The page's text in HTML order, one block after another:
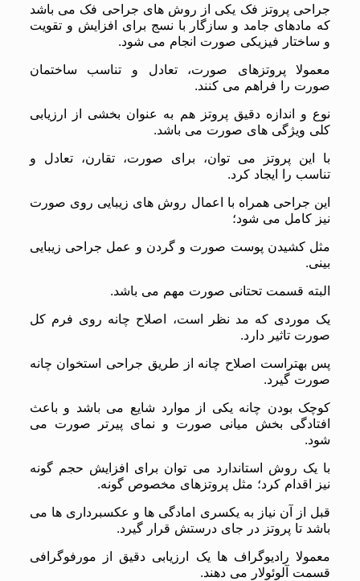
جراحی پروتز فک یکی از روش های جراحی فک می باشد
که مادهای جامد و سازگار با نسج برای افزایش و تقویت
و ساختار فیزیکی صورت انجام می شود.
معمولا پروتزهای صورت، تعادل و تناسب ساختمان
صورت را فراهم می کنند.
نوع و اندازه دقیق پروتز هم به عنوان بخشی از ارزیابی
کلی ویژگی های صورت می باشد.
با این پروتز می توان، برای صورت، تقارن، تعادل و
تناسب را ایجاد کرد.
این جراحی همراه با اعمال روش های زیبایی روی صورت
نیز کامل می شود؛
مثل کشیدن پوست صورت و گردن و عمل جراحی زیبایی
بینی.
البته قسمت تحتانی صورت مهم می باشد.
یک موردی که مد نظر است، اصلاح چانه روی فرم کل
صورت تاثیر دارد.
پس بهتراست اصلاح چانه از طریق جراحی استخوان چانه
صورت گیرد.
کوچک بودن چانه یکی از موارد شایع می باشد و باعث
افتادگی بخش میانی صورت و نمای پیرتر صورت می
شود.
با یک روش استاندارد می توان برای افزایش حجم گونه
نیز اقدام کرد؛ مثل پروتزهای مخصوص گونه.
قبل از آن نیاز به یکسری امادگی ها و عکسبرداری ها می
باشد تا پروتز در جای درستش قرار گیرد.
معمولا رادیوگراف ها یک ارزیابی دقیق از مورفوگرافی
قسمت آلوئولار می دهند.